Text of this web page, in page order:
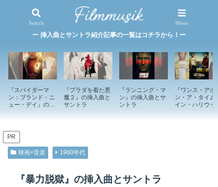
映画×音楽 特集記事
ー 挿入曲とサントラ紹介記事の一覧はコチラから！ー
『スパイダーマ
ン：ブランド・ニ
ュー・デイ』の挿
『プラダを着た悪
魔２』の挿入曲と
サントラ
『ランニング・マ
ン』の挿入曲とサ
ントラ
『ワンス・アポ
ン・ア・タイム
イン・ハリウッ
PR
映画×音楽 1960年代
『暴力脱獄』の挿入曲とサントラ
Search Menu